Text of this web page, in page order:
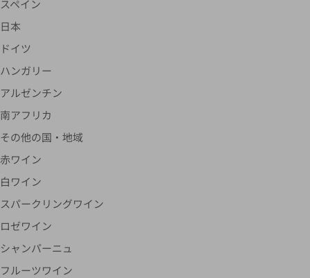
スペイン
日本
ドイツ
ハンガリー
アルゼンチン
南アフリカ
その他の国・地域
赤ワイン
白ワイン
スパークリングワイン
ロゼワイン
シャンパーニュ
フルーツワイン